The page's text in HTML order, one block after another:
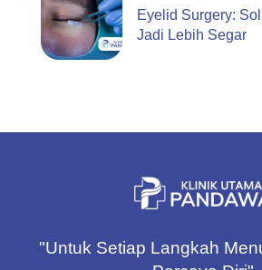
Eyelid Surgery:
Jadi Lebih Segar
"Untuk Setiap Langkah